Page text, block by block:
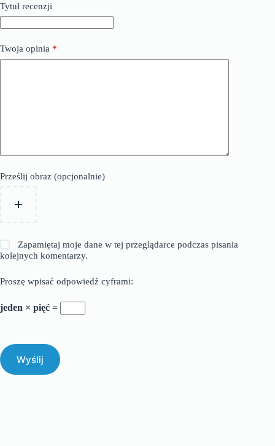
Tytuł recenzji
Twoja opinia *
Prześlij obraz (opcjonalnie)
Zapamiętaj moje dane w tej przeglądarce podczas pisania
kolejnych komentarzy.
Proszę wpisać odpowiedź cyframi:
jeden × pięć =
Wyślij